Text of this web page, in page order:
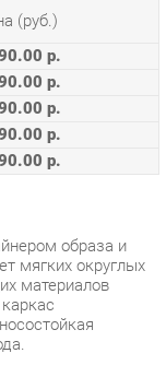
р.
р.
р.
образа и
информации